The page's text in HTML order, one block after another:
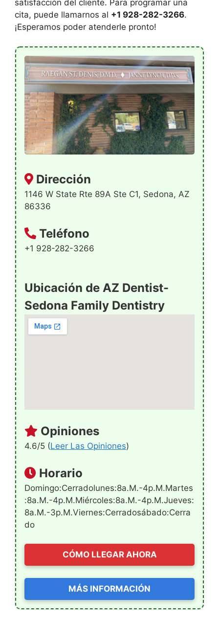
satisfacción del cliente. Para programar una
cita, puede llamarnos al +1 928-282-3266.
¡Esperamos poder atenderle pronto!
Dirección
1146 W State Rte 89A Ste C1, Sedona, AZ
86336
Teléfono
+1 928-282-3266
Ubicación de AZ Dentist-
Sedona Family Dentistry
Opiniones
4.6/5 (Leer Las Opiniones)
Horario
Domingo:Cerradolunes:8a.m.-4p.m.martes
:8a.m.-4p.m.miércoles:8a.m.-4p.m.jueves:
8a.m.-3p.m.viernes:Cerradosábado:Cerra
Do
CÓMO LLEGAR AHORA
MÁS INFORMACIÓN